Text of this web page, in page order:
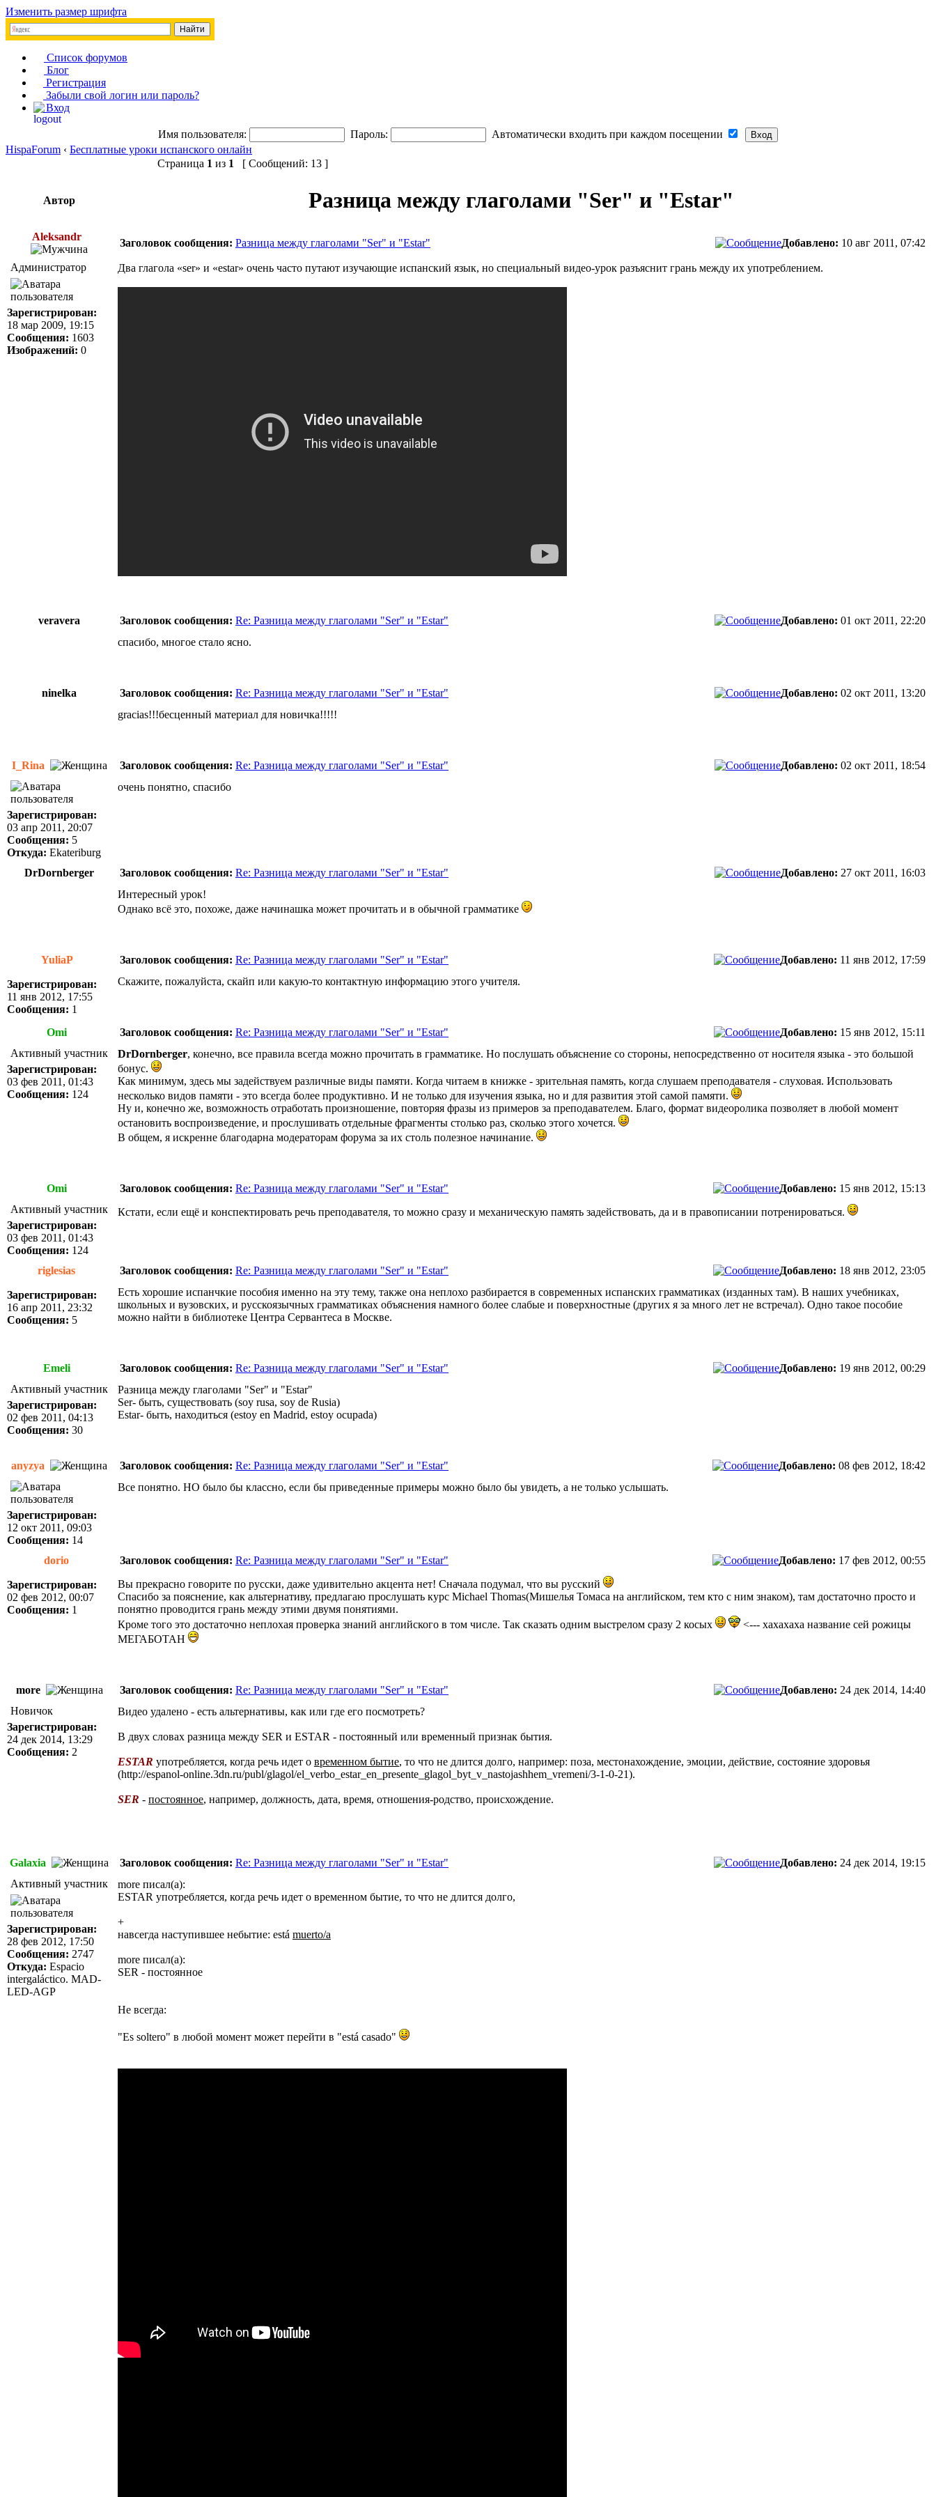
Изменить размер шрифта
Список форумов
Блог
Регистрация
Забыли свой логин или пароль?
Вход
Имя пользователя: Пароль:
Автоматически входить при каждом посещении
HispaForum ‹ Бесплатные уроки испанского онлайн
Страница 1 из 1 [ Сообщений: 13 ]
Автор Разница между глаголами "Ser" и "Estar"
Aleksandr
Заголовок сообщения: Разница между глаголами "Ser" и "Estar" Добавлено: 10 авг 2011, 07:42
Администратор
Зарегистрирован:
18 мар 2009, 19:15
Сообщения: 1603
Изображений: 0
Два глагола «ser» и «estar» очень часто путают изучающие испанский язык, но специальный видео-урок разъяснит грань между их употреблением.
veravera Заголовок сообщения: Re: Разница между глаголами "Ser" и "Estar" Добавлено: 01 окт 2011, 22:20
спасибо, многое стало ясно.
ninelka Заголовок сообщения: Re: Разница между глаголами "Ser" и "Estar" Добавлено: 02 окт 2011, 13:20
gracias!!!бесценный материал для новичка!!!!!
I_Rina Заголовок сообщения: Re: Разница между глаголами "Ser" и "Estar" Добавлено: 02 окт 2011, 18:54
Зарегистрирован:
03 апр 2011, 20:07
Сообщения: 5
Откуда: Ekateriburg
очень понятно, спасибо
DrDornberger Заголовок сообщения: Re: Разница между глаголами "Ser" и "Estar" Добавлено: 27 окт 2011, 16:03
Интересный урок!
Однако всё это, похоже, даже начинашка может прочитать и в обычной грамматике
YuliaP Заголовок сообщения: Re: Разница между глаголами "Ser" и "Estar" Добавлено: 11 янв 2012, 17:59
Зарегистрирован:
11 янв 2012, 17:55
Сообщения: 1
Скажите, пожалуйста, скайп или какую-то контактную информацию этого учителя.
Omi Заголовок сообщения: Re: Разница между глаголами "Ser" и "Estar" Добавлено: 15 янв 2012, 15:11
Активный участник
Зарегистрирован:
03 фев 2011, 01:43
Сообщения: 124
DrDornberger, конечно, все правила всегда можно прочитать в грамматике. Но послушать объяснение со стороны, непосредственно от носителя языка - это большой
бонус.
Как минимум, здесь мы задействуем различные виды памяти. Когда читаем в книжке - зрительная память, когда слушаем преподавателя - слуховая. Использовать
несколько видов памяти - это всегда более продуктивно. И не только для изучения языка, но и для развития этой самой памяти.
Ну и, конечно же, возможность отработать произношение, повторяя фразы из примеров за преподавателем. Благо, формат видеоролика позволяет в любой момент
остановить воспроизведение, и прослушивать отдельные фрагменты столько раз, сколько этого хочется.
В общем, я искренне благодарна модераторам форума за их столь полезное начинание.
Omi Заголовок сообщения: Re: Разница между глаголами "Ser" и "Estar" Добавлено: 15 янв 2012, 15:13
Активный участник
Зарегистрирован:
03 фев 2011, 01:43
Сообщения: 124
Кстати, если ещё и конспектировать речь преподавателя, то можно сразу и механическую память задействовать, да и в правописании потренироваться.
riglesias Заголовок сообщения: Re: Разница между глаголами "Ser" и "Estar" Добавлено: 18 янв 2012, 23:05
Зарегистрирован:
16 апр 2011, 23:32
Сообщения: 5
Есть хорошие испанчкие пособия именно на эту тему, также она неплохо разбирается в современных испанских грамматиках (изданных там). В наших учебниках,
школьных и вузовских, и русскоязычных грамматиках объяснения намного более слабые и поверхностные (других я за много лет не встречал). Одно такое пособие
можно найти в библиотеке Центра Сервантеса в Москве.
Emeli Заголовок сообщения: Re: Разница между глаголами "Ser" и "Estar" Добавлено: 19 янв 2012, 00:29
Активный участник
Зарегистрирован:
02 фев 2011, 04:13
Сообщения: 30
Разница между глаголами "Ser" и "Estar"
Ser- быть, существовать (soy rusa, soy de Rusia)
Estar- быть, находиться (estoy en Madrid, estoy ocupada)
anyzya Заголовок сообщения: Re: Разница между глаголами "Ser" и "Estar" Добавлено: 08 фев 2012, 18:42
Зарегистрирован:
12 окт 2011, 09:03
Сообщения: 14
Все понятно. НО было бы классно, если бы приведенные примеры можно было бы увидеть, а не только услышать.
dorio Заголовок сообщения: Re: Разница между глаголами "Ser" и "Estar" Добавлено: 17 фев 2012, 00:55
Зарегистрирован:
02 фев 2012, 00:07
Сообщения: 1
Вы прекрасно говорите по русски, даже удивительно акцента нет! Сначала подумал, что вы русский
Спасибо за пояснение, как альтернативу, предлагаю прослушать курс Michael Thomas(Мишелья Томаса на английском, тем кто с ним знаком), там достаточно просто и
понятно проводится грань между этими двумя понятиями.
Кроме того это достаточно неплохая проверка знаний английского в том числе. Так сказать одним выстрелом сразу 2 косых
<--- хахахаха название сей рожицы
МЕГАБОТАН
more Заголовок сообщения: Re: Разница между глаголами "Ser" и "Estar" Добавлено: 24 дек 2014, 14:40
Новичок
Зарегистрирован:
24 дек 2014, 13:29
Сообщения: 2
Видео удалено - есть альтернативы, как или где его посмотреть?
В двух словах разница между SER и ESTAR - постоянный или временный признак бытия.
ESTAR употребляется, когда речь идет о временном бытие, то что не длится долго, например: поза, местонахождение, эмоции, действие, состояние здоровья
(http://espanol-online.3dn.ru/publ/glagol/el_verbo_estar_en_presente_glagol_byt_v_nastojashhem_vremeni/3-1-0-21).
SER - постоянное, например, должность, дата, время, отношения-родство, происхождение.
Galaxia Заголовок сообщения: Re: Разница между глаголами "Ser" и "Estar" Добавлено: 24 дек 2014, 19:15
Активный участник
Зарегистрирован:
28 фев 2012, 17:50
Сообщения: 2747
Откуда: Espacio
intergaláctico. MAD-
LED-AGP
more писал(а):
ESTAR употребляется, когда речь идет о временном бытие, то что не длится долго,
+
навсегда наступившее небытие: está muerto/a
more писал(а):
SER - постоянное
Не всегда:
"Es soltero" в любой момент может перейти в "está casado"